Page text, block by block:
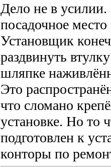
Дело не в усилии.
посадочное
Установщик
раздвинуть
шляпке
Это
что сломано
установке. Но то
подготовлен к
конторы по